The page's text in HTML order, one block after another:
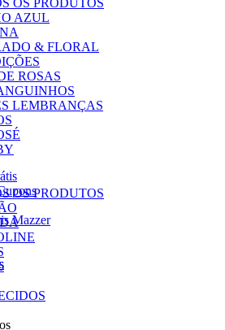
OS PRODUTOS
AZUL
& FLORAL
ROSAS
LEMBRANÇAS
OS PRODUTOS
Mazzer